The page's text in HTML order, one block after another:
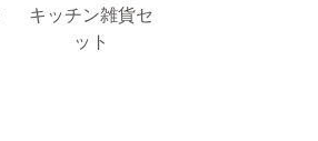
キッチン雑貨セ
ット